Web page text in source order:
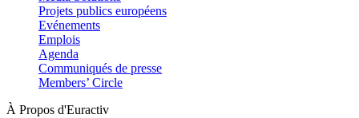
Projets publics européens
Evénements
Emplois
Agenda
Communiqués de presse
Members’ Circle
À Propos d'Euractiv